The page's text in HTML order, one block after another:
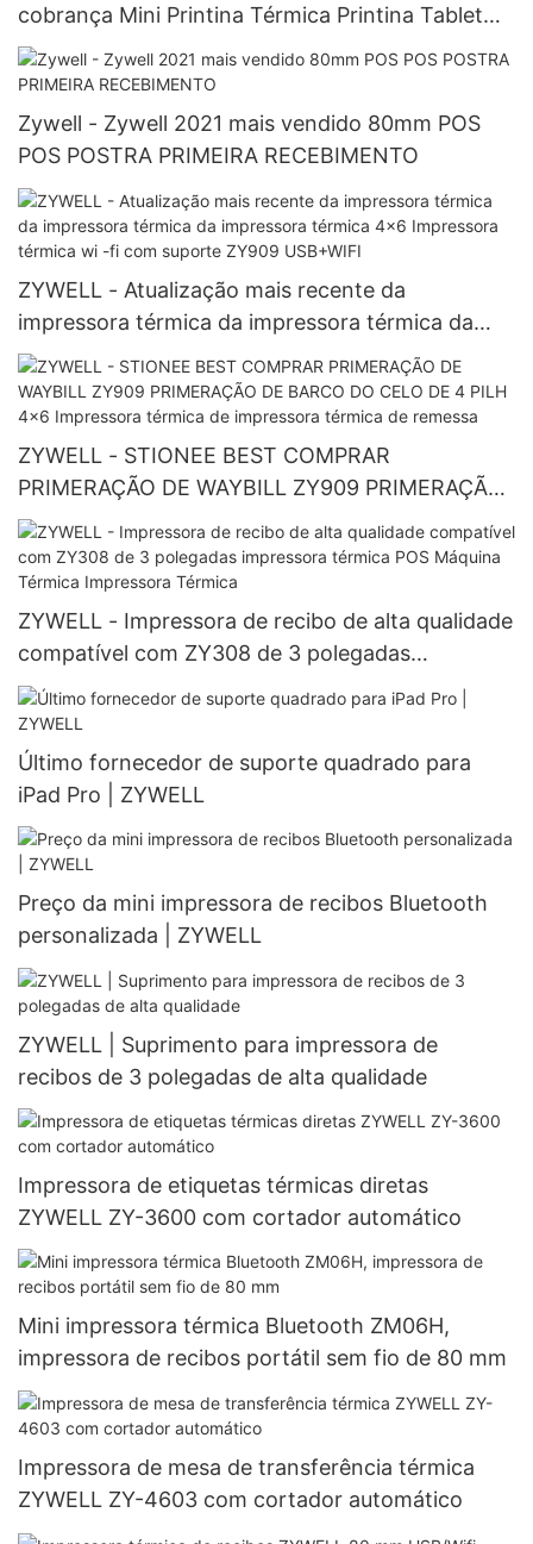
cobrança Mini Printina Térmica Printina Tablet
58mm Impressora de Ticket USB+LAN
Zywell - Zywell 2021 mais vendido 80mm POS
POS POSTRA PRIMEIRA RECEBIMENTO
ZYWELL - Atualização mais recente da
impressora térmica da impressora térmica da
impressora térmica 4x6 Impressora térmica wi -
fi com suporte ZY909 USB+WIFI
ZYWELL - STIONEE BEST COMPRAR
PRIMERAÇÃO DE WAYBILL ZY909 PRIMERAÇÃO
DE BARCO DO CELO DE 4 PILH 4x6 Impressora
térmica de impressora térmica de remessa
ZYWELL - Impressora de recibo de alta qualidade
compatível com ZY308 de 3 polegadas
impressora térmica POS Máquina Térmica
Impressora Térmica
Último fornecedor de suporte quadrado para
iPad Pro | ZYWELL
Preço da mini impressora de recibos Bluetooth
personalizada | ZYWELL
ZYWELL | Suprimento para impressora de
recibos de 3 polegadas de alta qualidade
Impressora de etiquetas térmicas diretas
ZYWELL ZY-3600 com cortador automático
Mini impressora térmica Bluetooth ZM06H,
impressora de recibos portátil sem fio de 80 mm
Impressora de mesa de transferência térmica
ZYWELL ZY-4603 com cortador automático